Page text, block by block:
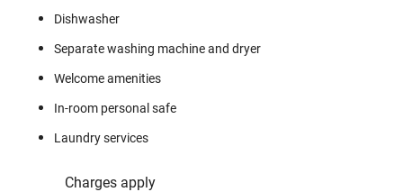
Dishwasher
Separate washing machine and dryer
Welcome amenities
In-room personal safe
Laundry services
Charges apply